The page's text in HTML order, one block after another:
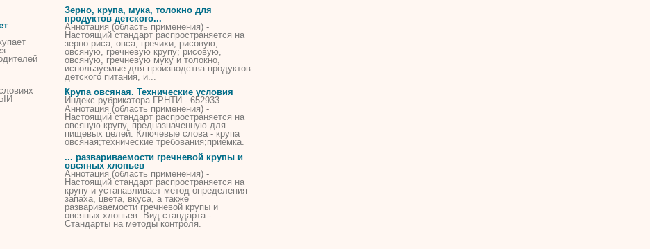
Зерно, крупа, мука, толокно для
продуктов детского...
Аннотация (область применения) -
Настоящий стандарт распространяется на
зерно риса, овса, гречихи; рисовую,
овсяную, гречневую крупу; рисовую,
овсяную, гречневую муку и толокно,
используемые для производства продуктов
детского питания, и...
Крупа овсяная. Технические условия
Индекс рубрикатора ГРНТИ - 652933.
Аннотация (область применения) -
Настоящий стандарт распространяется на
овсяную крупу, предназначенную для
пищевых целей. Ключевые слова -крупа
овсяная;технические требования;приемка.
... развариваемости гречневой крупы и
овсяных хлопьев
Аннотация (область применения) -
Настоящий стандарт распространяется на
крупу и устанавливает метод определения
запаха, цвета, вкуса, а также
развариваемости гречневой крупы и
овсяных хлопьев. Вид стандарта -
Стандарты на методы контроля.